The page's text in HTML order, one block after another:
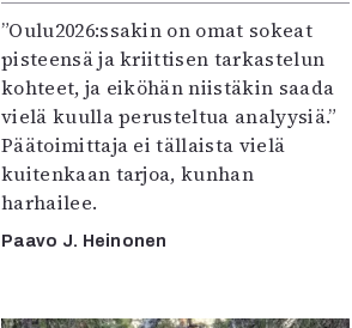
”Oulu2026:ssakin on omat sokeat
pisteensä ja kriittisen tarkastelun
kohteet, ja eiköhän niistäkin saada
vielä kuulla perusteltua analyysiä.”
Päätoimittaja ei tällaista vielä
kuitenkaan tarjoa, kunhan
harhailee.
Paavo J. Heinonen